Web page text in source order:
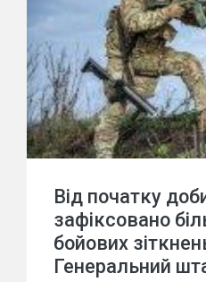
Від початку
зафіксовано
бойових
Генеральний